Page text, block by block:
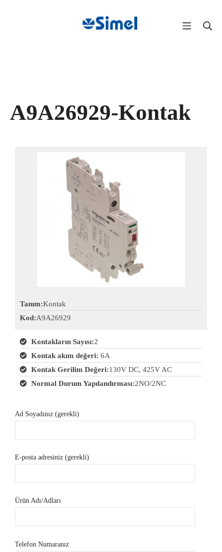
A9A26929-Kontak
Tanım:Kontak
Kod:A9A26929
Kontakların Sayısı:2
Kontak akım değeri: 6A
Kontak Gerilim Değeri:130V DC, 425V AC
Normal Durum Yapılandırması:2NO/2NC
Ad Soyadınız (gerekli)
E-posta adresiniz (gerekli)
Ürün Adı/Adları
Telefon Numaranız